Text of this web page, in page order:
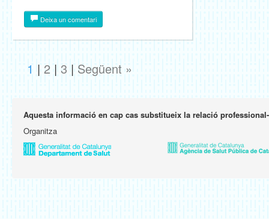
Deixa un comentari
1 | 2 | 3 | Següent »
Aquesta informació en cap cas substitueix la relació
Organitza